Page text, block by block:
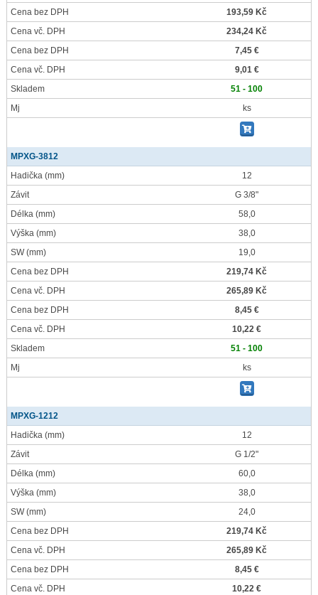
Cena bez DPH
193,59 Kč
Cena vč. DPH
234,24 Kč
Cena bez DPH
7,45 €
Cena vč. DPH
9,01 €
Skladem
51 - 100
Mj
ks
MPXG-3812
Hadička (mm)
12
Závit
G 3/8"
Délka (mm)
58,0
Výška (mm)
38,0
SW(mm)
19,0
Cena bez DPH
219,74 Kč
Cena vč. DPH
265,89 Kč
Cena bez DPH
8,45 €
Cena vč. DPH
10,22 €
Skladem
51 - 100
Mj
ks
MPXG-1212
Hadička (mm)
12
Závit
G 1/2"
Délka (mm)
60,0
Výška (mm)
38,0
SW(mm)
24,0
Cena bez DPH
219,74 Kč
Cena vč. DPH
265,89 Kč
Cena bez DPH
8,45 €
Cena vč. DPH
10,22 €